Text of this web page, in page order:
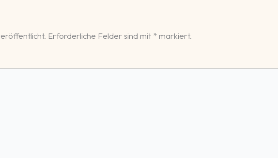
Erforderliche Felder sind mit *markiert.